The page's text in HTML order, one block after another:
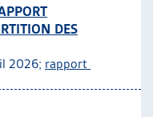
DES
2026; rapport